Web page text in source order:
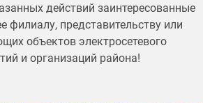
действий заинтересованные
представительству или
объектов электросетевого
и организаций района!